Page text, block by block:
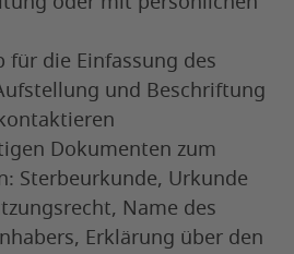
für die Einfassung des
und Beschriftung
Dokumenten zum
Sterbeurkunde, Urkunde
Name des
Erklärung über den